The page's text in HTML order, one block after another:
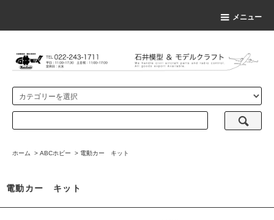
メニュー
ホーム > ABCホビー > 電動カー キット
電動カー キット